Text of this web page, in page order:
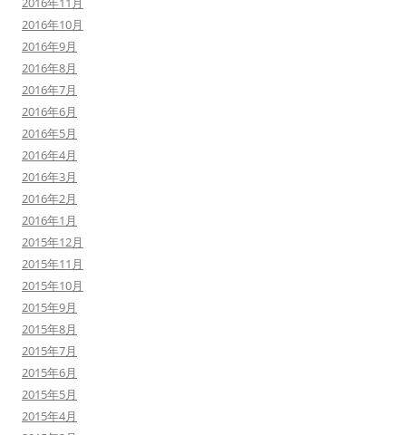
2016年10月
2016年9月
2016年8月
2016年7月
2016年6月
2016年5月
2016年4月
2016年3月
2016年2月
2016年1月
2015年12月
2015年11月
2015年10月
2015年9月
2015年8月
2015年7月
2015年6月
2015年5月
2015年4月